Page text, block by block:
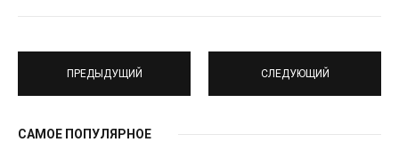
ПРЕДЫДУЩИЙ СЛЕДУЮЩИЙ
САМОЕ ПОПУЛЯРНОЕ